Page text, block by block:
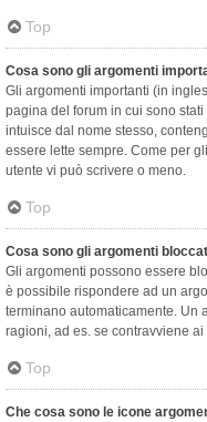
Top
Cosa sono gli argomenti
Gli argomenti importanti (in
pagina del forum in cui sono
intuisce dal nome stesso,
essere lette sempre. Come per
utente vi può scrivere o meno.
Top
Cosa sono gli argomenti
Gli argomenti possono essere
è possibile rispondere ad un
terminano automaticamente. Un
ragioni, ad es. se contravviene
Top
Che cosa sono le icone